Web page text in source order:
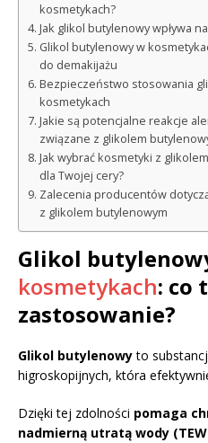
kosmetykach?
Jak glikol butylenowy wpływa
Glikol butylenowy w
do demakijażu
Bezpieczeństwo stosowania
kosmetykach
Jakie są potencjalne reakcje
związane z glikolem
Jak wybrać kosmetyki z
dla Twojej cery?
Zalecenia producentów
z glikolem butylenowym
Glikol
kosmetykach: co
zastosowanie?
Glikol butylenowyto
higroskopijnych, która
Dzięki tej zdolności pomaga
nadmierną utratą wody